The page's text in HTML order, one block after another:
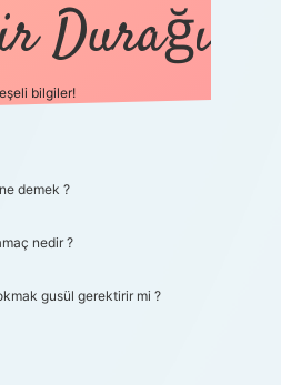
Durağı
bilgiler!
demek ?
nedir ?
gusül gerektirir mi ?